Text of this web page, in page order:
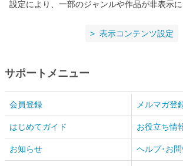
設定により、一部のジャンルや作品が非表示
表示コンテンツ設定
サポートメニュー
会員登録 メルマガ登
はじめてガイド お役立ち情
お知らせ ヘルプ･お